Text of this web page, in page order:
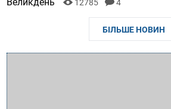
12785 4
БІЛЬШЕ НОВИН